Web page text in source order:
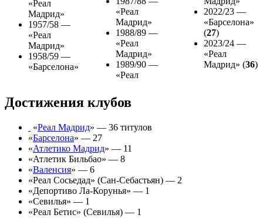
«Реал
Мадрид»
1957/58 —
«Реал
Мадрид»
1958/59 —
«Барселона»
«Реал
Мадрид»
1988/89 —
«Реал
Мадрид»
1989/90 —
«Реал
2022/23 —
«Барселона»
(27)
2023/24 —
«Реал
Мадрид» (36)
Достижения клубов
«Реал Мадрид» — 36 титулов
«Барселона» — 27
«Атлетико Мадрид» — 11
«Атлетик Бильбао» — 8
«Валенсия» — 6
«Реал Сосьедад» (Сан-Себастьян) — 2
«Депортиво Ла-Корунья» — 1
«Севилья» — 1
«Реал Бетис» (Севилья) — 1